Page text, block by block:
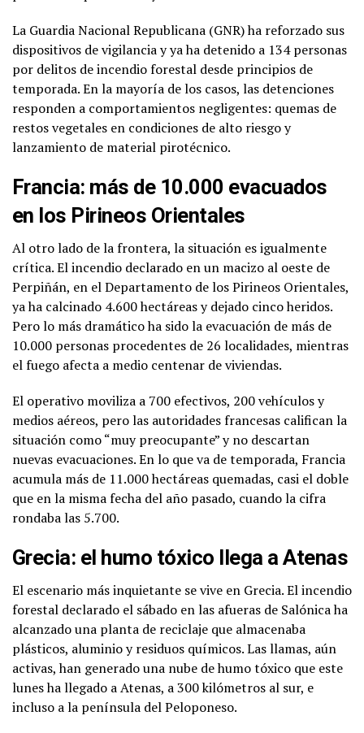
La Guardia Nacional Republicana (GNR) ha reforzado sus
dispositivos de vigilancia y ya ha detenido a 134 personas
por delitos de incendio forestal desde principios de
temporada. En la mayoría de los casos, las detenciones
responden a comportamientos negligentes: quemas de
restos vegetales en condiciones de alto riesgo y
lanzamiento de material pirotécnico.
Francia: más de 10.000 evacuados
en los Pirineos Orientales
Al otro lado de la frontera, la situación es igualmente
crítica. El incendio declarado en un macizo al oeste de
Perpiñán, en el Departamento de los Pirineos Orientales,
ya ha calcinado 4.600 hectáreas y dejado cinco heridos.
Pero lo más dramático ha sido la evacuación de más de
10.000 personas procedentes de 26 localidades, mientras
el fuego afecta a medio centenar de viviendas.
El operativo moviliza a 700 efectivos, 200 vehículos y
medios aéreos, pero las autoridades francesas califican la
situación como “muy preocupante” y no descartan
nuevas evacuaciones. En lo que va de temporada, Francia
acumula más de 11.000 hectáreas quemadas, casi el doble
que en la misma fecha del año pasado, cuando la cifra
rondaba las 5.700.
Grecia: el humo tóxico llega a Atenas
El escenario más inquietante se vive en Grecia. El incendio
forestal declarado el sábado en las afueras de Salónica ha
alcanzado una planta de reciclaje que almacenaba
plásticos, aluminio y residuos químicos. Las llamas, aún
activas, han generado una nube de humo tóxico que este
lunes ha llegado a Atenas, a 300 kilómetros al sur, e
incluso a la península del Peloponeso.